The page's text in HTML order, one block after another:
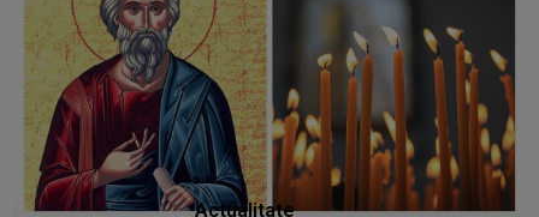
Actualitate